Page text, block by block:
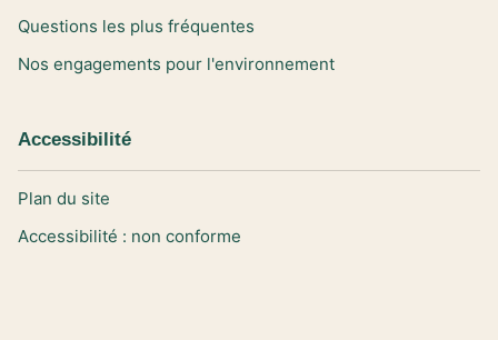
Questions les plus fréquentes
Nos engagements pour l'environnement
Accessibilité
Plan du site
Accessibilité : non conforme